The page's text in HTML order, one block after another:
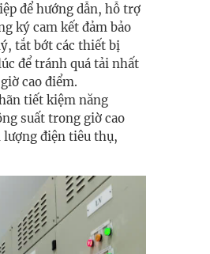
để hướng dẫn, hỗ trợ
ký cam kết đảm bảo
tắt bớt các thiết bị
để tránh quá tải nhất
cao điểm.
tiết kiệm năng
suất trong giờ cao
điện tiêu thụ,